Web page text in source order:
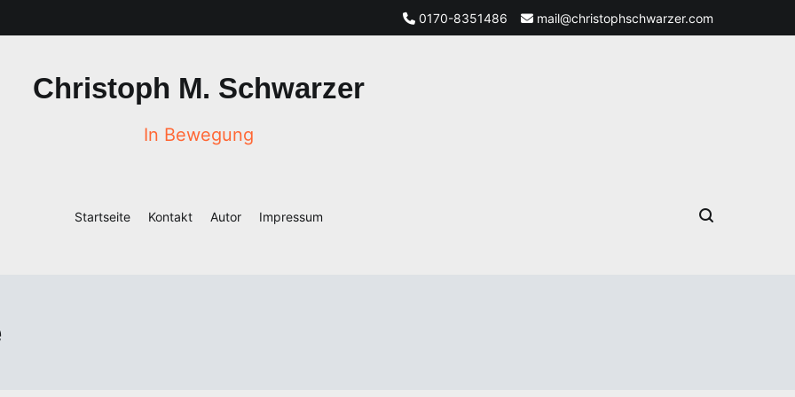
0170-8351486 mail@christophschwarzer.com
Christoph M. Schwarzer
In Bewegung
Startseite Kontakt Autor Impressum